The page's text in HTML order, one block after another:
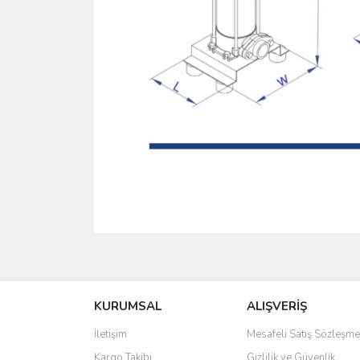
Ürün resmi kalitesiz, bozuk veya görüntülenemiyor.
Ürün açıklamasında eksik bilgiler bulunuyor.
Ürün bilgilerinde hatalar bulunuyor.
KURUMSAL
İletişim
ALIŞVERİŞ
Mesafeli Satış